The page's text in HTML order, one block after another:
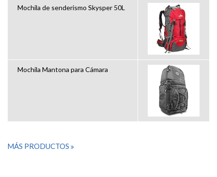
Mochila de senderismo Skysper 50L
Mochila Mantona para Cámara
MÁS PRODUCTOS